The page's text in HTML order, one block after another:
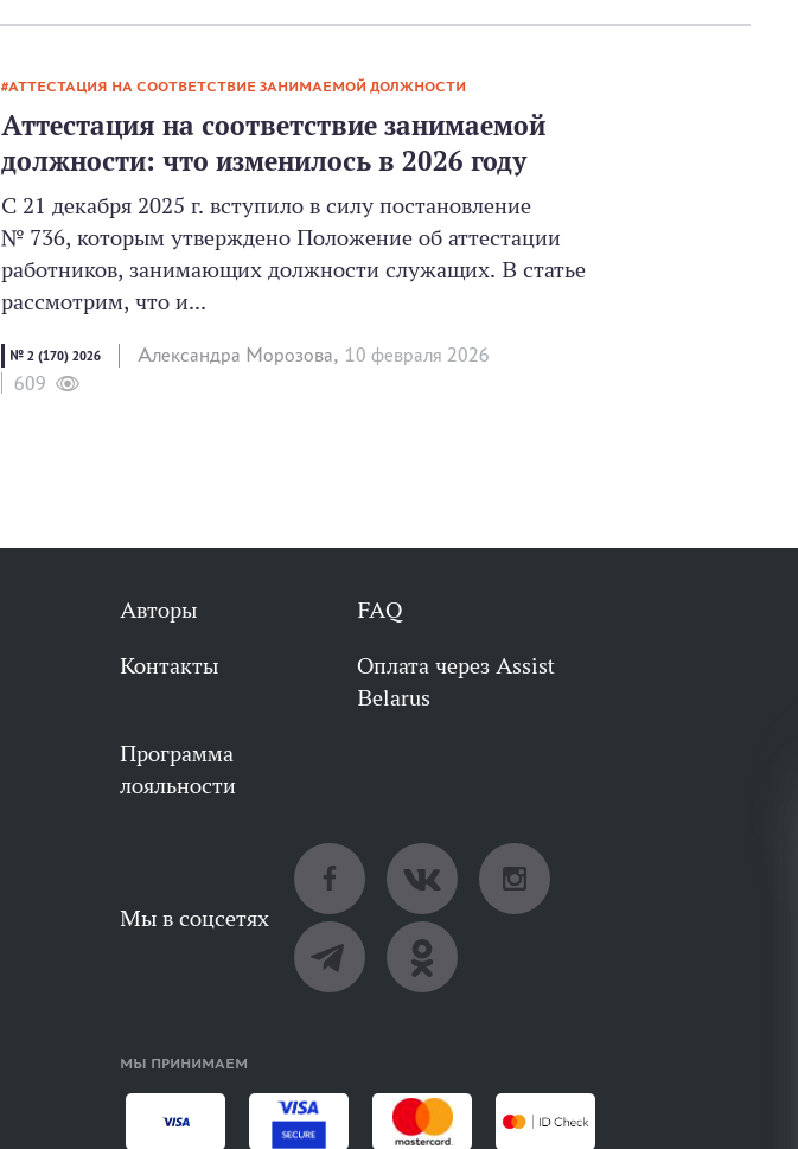
АТТЕСТАЦИЯ НА СООТВЕТСТВИЕ ЗАНИМАЕМОЙ ДОЛЖНОСТИ
Аттестация на соответствие занимаемой
должности: что изменилось в 2026 году
С 21 декабря 2025 г. вступило в силу постановление
№ 736, которым утверждено Положение об аттестации
работников, занимающих должности служащих. В статье
рассмотрим, что и...
№ 2 (170) 2026 Александра Морозова, 10 февраля 2026
609
Авторы FAQ
Контакты
Оплата через Assist
Belarus
Программа
лояльности
Мы в соцсетях
МЫ ПРИНИМАЕМ